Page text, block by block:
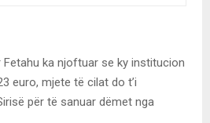
Fetahu ka njoftuar se ky institucion
euro, mjete të cilat do t’i
për të sanuar dëmet nga